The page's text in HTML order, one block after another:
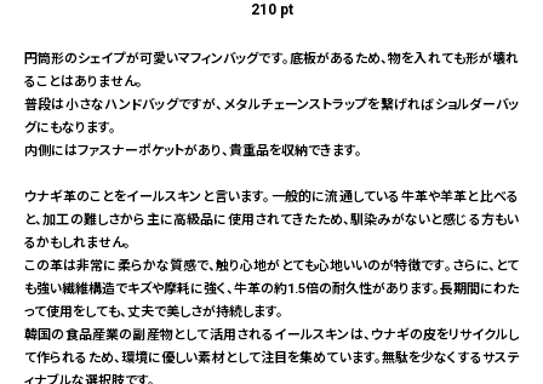
210 pt
円筒形のシェイプが可愛いマフィンバッグです。底板があるため、物を入れても形が壊れ
ることはありません。
普段は小さなハンドバッグですが、メタルチェーンストラップを繋げればショルダーバッ
グにもなります。
内側にはファスナーポケットがあり、貴重品を収納できます。
ウナギ革のことをイールスキンと言います。一般的に流通している牛革や羊革と比べる
と、加工の難しさから主に高級品に使用されてきたため、馴染みがないと感じる方もい
るかもしれません。
この革は非常に柔らかな質感で、触り心地がとても心地いいのが特徴です。さらに、とて
も強い繊維構造でキズや摩耗に強く、牛革の約1.5倍の耐久性があります。長期間にわた
って使用をしても、丈夫で美しさが持続します。
韓国の食品産業の副産物として活用されるイールスキンは、ウナギの皮をリサイクルし
て作られるため、環境に優しい素材として注目を集めています。無駄を少なくするサステ